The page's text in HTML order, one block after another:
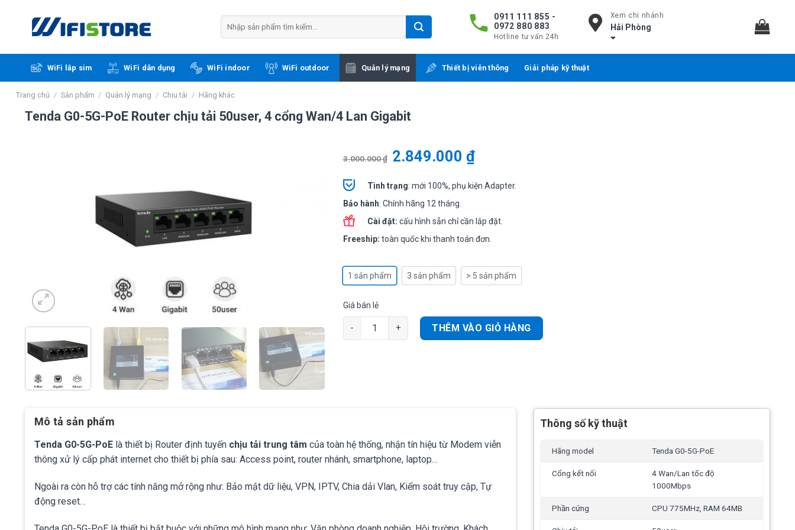
kiếm:
0911 111 855 -
0972 880 883
Hotline tư vấn 24h
Xem chi nhánh
Hải Phòng
WiFi lắp sim WiFi dân dụng WiFi indoor WiFi outdoor Quản lý mạng Thiết bị viễn thông Giải pháp kỹ thuật
Trang chủ / Sản phẩm / Quản lý mạng / Chịu tải / Hãng khác
Tenda G0-5G-PoE Router chịu tải 50user, 4 cổng Wan/4 Lan Gigabit
3.000.000₫ 2.849.000 ₫
Tình trạng: mới 100%, phụ kiện Adapter.
Bảo hành: Chính hãng 12 tháng.
Cài đặt: cấu hình sẵn chỉ cần lắp đặt.
Freeship: toàn quốc khi thanh toán đơn.
1 sản phẩm 3 sản phẩm > 5 sản phẩm
Giá bán lẻ
Tenda G0-5G-PoE Router chịu tải 50user, 4 cổng Wan/4 Lan Gigabit số lượng
THÊM VÀO GIỎ HÀNG
Mô tả sản phẩm
Tenda G0-5G-PoE là thiết bị Router định tuyến chịu tải trung tâm của toàn hệ thống, nhận tín hiệu từ Modem viễn
thông xử lý cấp phát internet cho thiết bị phía sau: Access point, router nhánh, smartphone, laptop…
Ngoài ra còn hỗ trợ các tính năng mở rộng như: Bảo mật dữ liệu, VPN, IPTV, Chia dải Vlan, Kiểm soát truy cập, Tự
động reset…
Thông số kỹ thuật
Hãng model Tenda G0-5G-PoE
Cổng kết nối
4 Wan/Lan tốc độ
1000Mbps
Phần cứng CPU 775MHz, RAM 64MB